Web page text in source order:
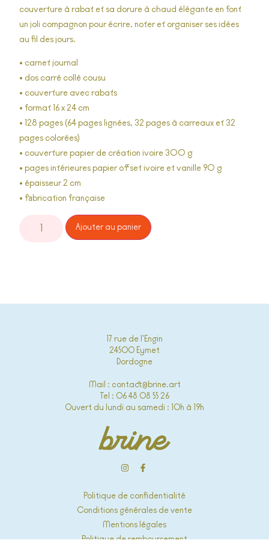
couverture à rabat et sa dorure à chaud élégante en font
un joli compagnon pour écrire, noter et organiser ses idées
au fil des jours.
• carnet journal
• dos carré collé cousu
• couverture avec rabats
• format 16 x 24 cm
• 128 pages (64 pages lignées, 32 pages à carreaux et 32
pages colorées)
• couverture papier de création ivoire 300 g
• pages intérieures papier offset ivoire et vanille 90 g
• épaisseur 2 cm
• fabrication française
Ajouter au panier
17 rue de l'Engin
24500 Eymet
Dordogne
Mail : contact@brine.art
Tel : 06 48 08 55 26
Ouvert du lundi au samedi : 10h à 19h
Politique de confidentialité
Conditions générales de vente
Mentions légales
Politique de remboursement